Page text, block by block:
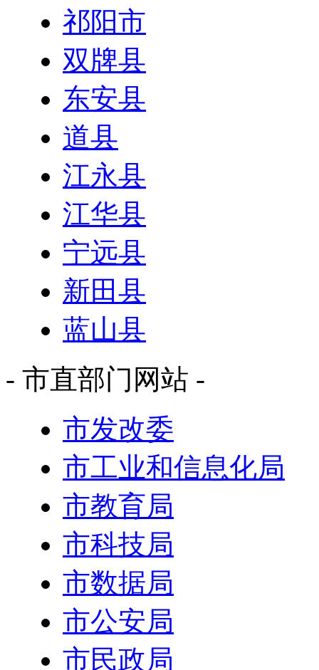
祁阳市
双牌县
东安县
道县
江永县
江华县
宁远县
新田县
蓝山县
- 市直部门网站 -
市发改委
市工业和信息化局
市教育局
市科技局
市数据局
市公安局
市民政局